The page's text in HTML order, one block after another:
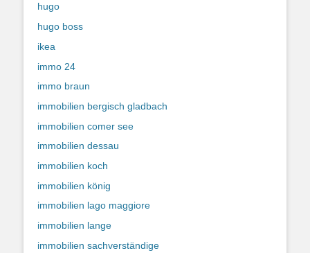
hugo
hugo boss
ikea
immo 24
immo braun
immobilien bergisch gladbach
immobilien comer see
immobilien dessau
immobilien koch
immobilien könig
immobilien lago maggiore
immobilien lange
immobilien sachverständige